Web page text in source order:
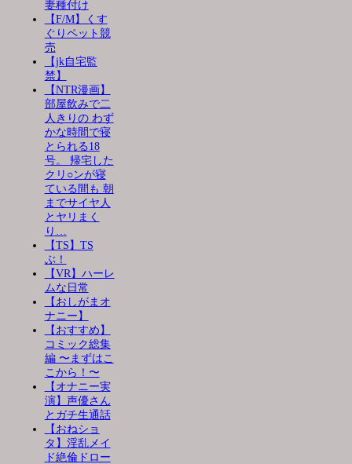
妻種付け
【F/M】くす
ぐりペット競
売
【jk自宅監
禁】
【NTR漫画】
部屋飲みで二
人きりの わず
かな時間で寝
とられる18
号。 帰宅した
クリ○ンが寝
ている間も 朝
までサイヤ人
とヤリまく
り…
【TS】TS
ぶ！
【VR】ハーレ
ムな日常
【おしがまオ
ナニー】
【おすすめ】
コミック総集
編 〜まずはこ
こから！〜
【オナニー実
演】声優さん
とガチ生通話
【おねショ
タ】淫乱メイ
ド絶倫ドロー